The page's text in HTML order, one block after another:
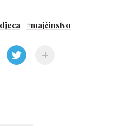
djeca #majčinstvo